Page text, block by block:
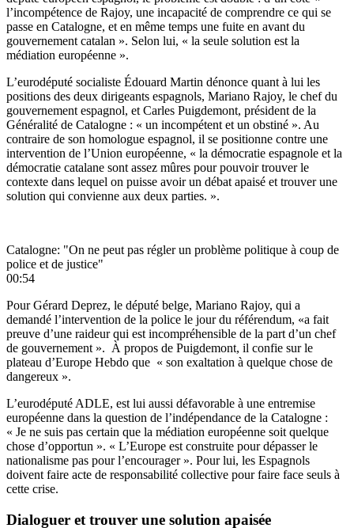
l’incompétence de Rajoy, une incapacité de comprendre ce qui se
passe en Catalogne, et en même temps une fuite en avant du
gouvernement catalan ». Selon lui, « la seule solution est la
médiation européenne ».
L’eurodéputé socialiste Édouard Martin dénonce quant à lui les
positions des deux dirigeants espagnols, Mariano Rajoy, le chef du
gouvernement espagnol, et Carles Puigdemont, président de la
Généralité de Catalogne : « un incompétent et un obstiné ». Au
contraire de son homologue espagnol, il se positionne contre une
intervention de l’Union européenne, « la démocratie espagnole et la
démocratie catalane sont assez mûres pour pouvoir trouver le
contexte dans lequel on puisse avoir un débat apaisé et trouver une
solution qui convienne aux deux parties. ».
Catalogne: "On ne peut pas régler un problème politique à coup de
police et de justice"
00:54
Pour Gérard Deprez, le député belge, Mariano Rajoy, qui a
demandé l’intervention de la police le jour du référendum, «a fait
preuve d’une raideur qui est incompréhensible de la part d’un chef
de gouvernement ». À propos de Puigdemont, il confie sur le
plateau d’Europe Hebdo que « son exaltation à quelque chose de
dangereux ».
L’eurodéputé ADLE, est lui aussi défavorable à une entremise
européenne dans la question de l’indépendance de la Catalogne :
« Je ne suis pas certain que la médiation européenne soit quelque
chose d’opportun ». « L’Europe est construite pour dépasser le
nationalisme pas pour l’encourager ». Pour lui, les Espagnols
doivent faire acte de responsabilité collective pour faire face seuls à
cette crise.
Dialoguer et trouver une solution apaisée